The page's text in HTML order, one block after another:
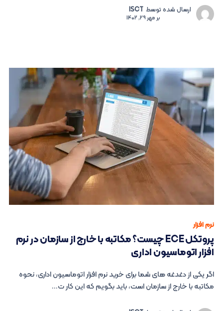
ارسال شده توسط ISCT
برمهر 29, 1402
نرم افزار
پروتکل ECE چیست؟ مکاتبه با خارج از سازمان در نرم
افزار اتوماسیون اداری
اگر یکی از دغدغه های شما برای خرید نرم افزار اتوماسیون اداری، نحوه
مکاتبه با خارج از سازمان است، باید بگویم که این کار ت...